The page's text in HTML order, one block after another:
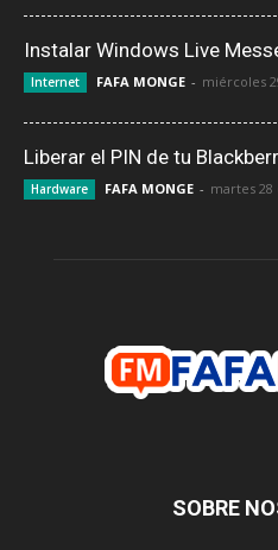
Instalar Windows Live
Internet FAFA MONGE - miércoles
Liberar el PIN de tu
Hardware FAFA MONGE - martes 28
SOBRE